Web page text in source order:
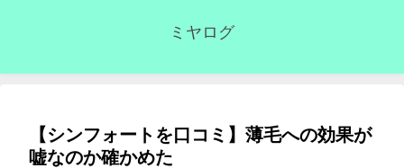
ミヤログ
【シンフォートを口コミ】薄毛への効果が
嘘なのか確かめた